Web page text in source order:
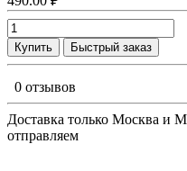
Купить Быстрый заказ
0 отзывов
Доставка только Москва и
отправляем